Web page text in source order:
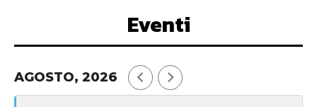
Eventi
AGOSTO, 2026